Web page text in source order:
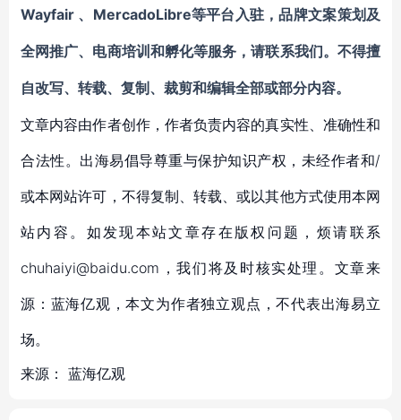
Wayfair 、 MercadoLibre等平台入驻 ，品牌文案策划及
全网推广、 电商培训和孵化等服务 ，请联系我们。不得擅
自改写、转载、复制、裁剪和编辑全部或部分内容。
文章内容由作者创作，作者负责内容的真实性、准确性和
合法性。出海易倡导尊重与保护知识产权，未经作者和/
或本网站许可，不得复制、转载、或以其他方式使用本网
站内容。如发现本站文章存在版权问题，烦请联系
chuhaiyi@baidu.com，我们将及时核实处理。文章来
源：蓝海亿观，本文为作者独立观点，不代表出海易立
场。
来源： 蓝海亿观